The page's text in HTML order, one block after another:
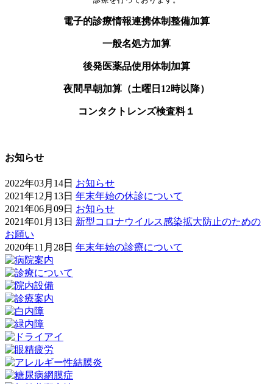
電子的診療情報連携体制整備加算
一般名処方加算
後発医薬品使用体制加算
夜間早朝加算（土曜日12時以降）
コンタクトレンズ検査料１
お知らせ
2022年03月14日 お知らせ
2021年12月13日 年末年始の休診について
2021年06月09日 お知らせ
2021年01月13日 新型コロナウイルス感染拡大防止のための
お願い
2020年11月28日 年末年始の診療について